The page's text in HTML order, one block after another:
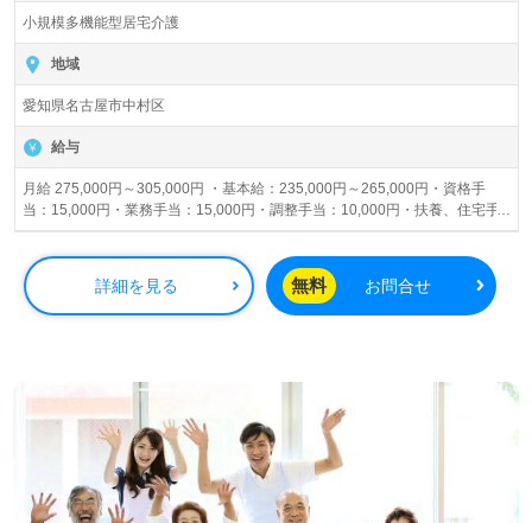
小規模多機能型居宅介護
地域
愛知県名古屋市中村区
給与
月給 275,000円～305,000円 ・基本給：235,000円～265,000円・資格手
当：15,000円・業務手当：15,000円・調整手当：10,000円・扶養、住宅手
当あり 昇給あり
詳細を見る 無料 お問合せ